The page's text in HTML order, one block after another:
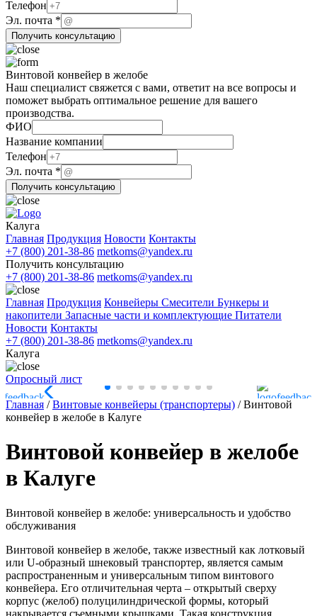
Эл.
ФИО
Телефон
Эл. почта *
Получить консультацию
Винтовой конвейер в желобе
Наш специалист свяжется с вами, ответит на все вопросы и
поможет выбрать оптимальное решение для вашего
производства.
ФИО
Телефон
почта
компании
Название компании
Телефон
Эл. почта *
Получить консультацию
Калуга
Главная Продукция Новости Контакты
+7 (800) 201-38-86 metkoms@yandex.ru
Получить консультацию
+7 (800) 201-38-86 metkoms@yandex.ru
Главная Продукция Конвейеры Смесители Бункеры и
накопители Запасные части и комплектующие Питатели
Новости Контакты
+7 (800) 201-38-86 metkoms@yandex.ru
Калуга
Опросный лист
Главная /Винтовые конвейеры (транспортеры) /Винтовой
конвейер в желобе в Калуге
Винтовой конвейер в желобе
в Калуге
Винтовой конвейер в желобе: универсальность и удобство
обслуживания
Винтовой конвейер в желобе, также известный как лотковый
или U-образный шнековый транспортер, является самым
распространенным и универсальным типом винтового
конвейера. Его отличительная черта – открытый сверху
корпус (желоб) полуцилиндрической формы, который
накрывается съемными крышками. Такая конструкция